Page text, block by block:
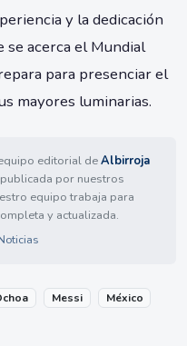
y la dedicación
se acerca el Mundial
para presenciar el
mayores luminarias.
editorial deAlbirroja
por nuestros
equipo trabaja para
y actualizada.
Messi
México